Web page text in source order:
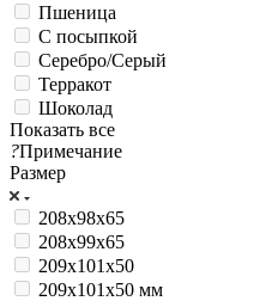
Пшеница
С посыпкой
Серебро/Серый
Терракот
Шоколад
Показать все
?Примечание
Размер
208х98х65
208х99х65
209х101х50
209х101х50 мм